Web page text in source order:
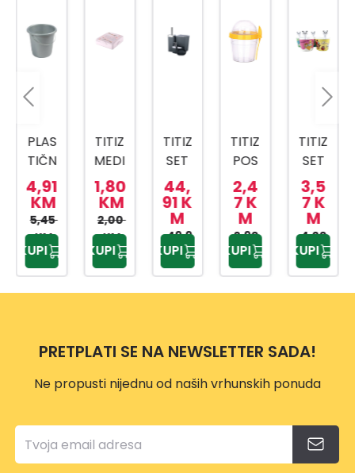
PLAS
TIČN
A
KANT
A SA
MET
ALNO
M
DRŠK
4,91
KM
5,45
KM
KUPI
TITIZ
MEDI
CINS
KI
BOX
AP-
9159
1,80
KM
2,00
KM
KUPI
TITIZ
SET
ZA
KUPA
TILO
PRIW
EX
TP-
557
44,
91 K
M
49,9
0 KM
KUPI
TITIZ
POS
UDA
ZA
BEBI
HRA
NU
500
ML
2,4
7 K
M
2,90
KM
KUPI
TITIZ
SET
ZA
SLAD
OLED
AP-
9425
3,5
7 K
M
4,20
KM
KUPI
PRETPLATI SE NA NEWSLETTER SADA!
Ne propusti nijednu od naših vrhunskih ponuda